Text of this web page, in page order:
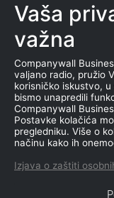
ROČIŠTA
Vaša
važna
Companywall
valjano radio, pružio
korisničko iskustvo,
bismo unapredili
Companywall
Postavke kolačića
pregledniku. Više o
načinu kako ih
Izjava o zaštiti